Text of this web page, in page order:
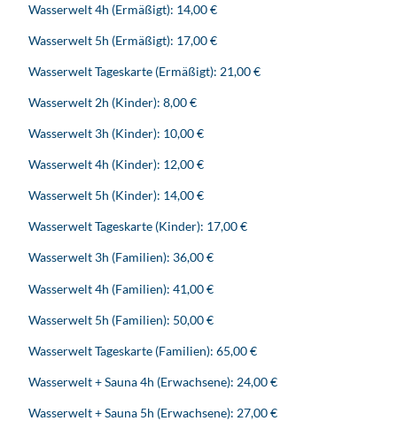
Wasserwelt 4h (Ermäßigt): 14,00 €
Wasserwelt 5h (Ermäßigt): 17,00 €
Wasserwelt Tageskarte (Ermäßigt): 21,00 €
Wasserwelt 2h (Kinder): 8,00 €
Wasserwelt 3h (Kinder): 10,00 €
Wasserwelt 4h (Kinder): 12,00 €
Wasserwelt 5h (Kinder): 14,00 €
Wasserwelt Tageskarte (Kinder): 17,00 €
Wasserwelt 3h (Familien): 36,00 €
Wasserwelt 4h (Familien): 41,00 €
Wasserwelt 5h (Familien): 50,00 €
Wasserwelt Tageskarte (Familien): 65,00 €
Wasserwelt + Sauna 4h (Erwachsene): 24,00 €
Wasserwelt + Sauna 5h (Erwachsene): 27,00 €